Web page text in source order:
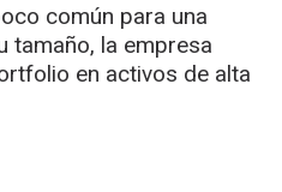
común para una
tamaño, la empresa
en activos de alta